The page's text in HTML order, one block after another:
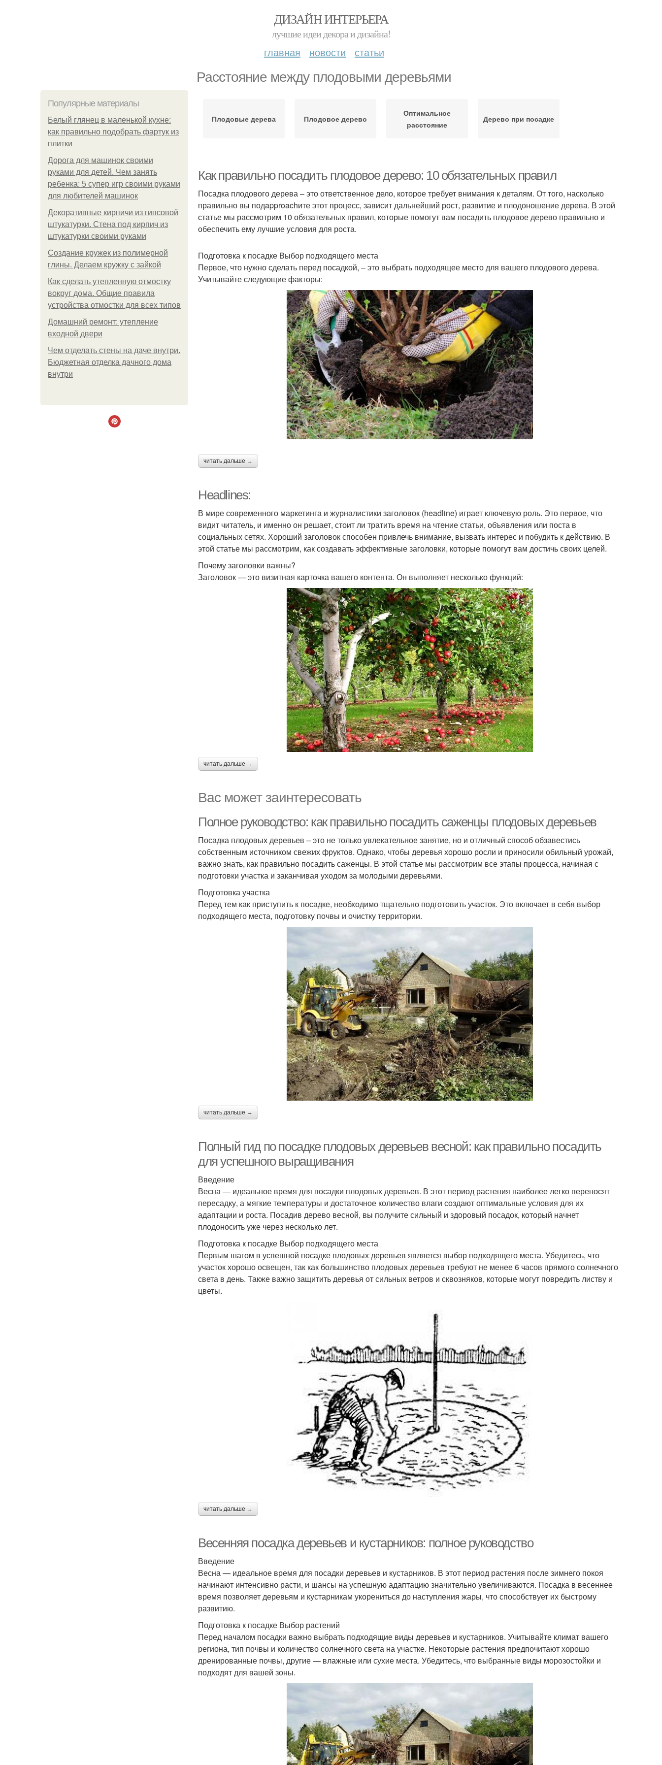
ДИЗАЙН ИНТЕРЬЕРА
лучшие идеи декора и дизайна!
главная новости статьи
Расстояние между плодовыми деревьями
Популярные материалы
Белый глянец в маленькой кухне:
как правильно подобрать фартук из
плитки
Дорога для машинок своими
руками для детей. Чем занять
ребенка: 5 супер игр своими руками
для любителей машинок
Декоративные кирпичи из гипсовой
штукатурки. Стена под кирпич из
штукатурки своими руками
Создание кружек из полимерной
глины. Делаем кружку с зайкой
Как сделать утепленную отмостку
вокруг дома. Общие правила
устройства отмостки для всех типов
Домашний ремонт: утепление
входной двери
Чем отделать стены на даче внутри.
Бюджетная отделка дачного дома
внутри
Плодовые дерева Плодовое дерево
Оптимальное
расстояние
Дерево при посадке
Как правильно посадить плодовое дерево: 10 обязательных правил
Посадка плодового дерева – это ответственное дело, которое требует внимания к деталям. От того, насколько
правильно вы подapproachите этот процесс, зависит дальнейший рост, развитие и плодоношение дерева. В этой
статье мы рассмотрим 10 обязательных правил, которые помогут вам посадить плодовое дерево правильно и
обеспечить ему лучшие условия для роста.
Подготовка к посадке Выбор подходящего места
Первое, что нужно сделать перед посадкой, – это выбрать подходящее место для вашего плодового дерева.
Учитывайте следующие факторы:
читать дальше →
Headlines:
В мире современного маркетинга и журналистики заголовок (headline) играет ключевую роль. Это первое, что
видит читатель, и именно он решает, стоит ли тратить время на чтение статьи, объявления или поста в
социальных сетях. Хороший заголовок способен привлечь внимание, вызвать интерес и побудить к действию. В
этой статье мы рассмотрим, как создавать эффективные заголовки, которые помогут вам достичь своих целей.
Почему заголовки важны?
Заголовок — это визитная карточка вашего контента. Он выполняет несколько функций:
читать дальше →
Вас может заинтересовать
Полное руководство: как правильно посадить саженцы плодовых деревьев
Посадка плодовых деревьев – это не только увлекательное занятие, но и отличный способ обзавестись
собственным источником свежих фруктов. Однако, чтобы деревья хорошо росли и приносили обильный урожай,
важно знать, как правильно посадить саженцы. В этой статье мы рассмотрим все этапы процесса, начиная с
подготовки участка и заканчивая уходом за молодыми деревьями.
Подготовка участка
Перед тем как приступить к посадке, необходимо тщательно подготовить участок. Это включает в себя выбор
подходящего места, подготовку почвы и очистку территории.
читать дальше →
Полный гид по посадке плодовых деревьев весной: как правильно посадить
для успешного выращивания
Введение
Весна — идеальное время для посадки плодовых деревьев. В этот период растения наиболее легко переносят
пересадку, а мягкие температуры и достаточное количество влаги создают оптимальные условия для их
адаптации и роста. Посадив дерево весной, вы получите сильный и здоровый посадок, который начнет
плодоносить уже через несколько лет.
Подготовка к посадке Выбор подходящего места
Первым шагом в успешной посадке плодовых деревьев является выбор подходящего места. Убедитесь, что
участок хорошо освещен, так как большинство плодовых деревьев требуют не менее 6 часов прямого солнечного
света в день. Также важно защитить деревья от сильных ветров и сквозняков, которые могут повредить листву и
цветы.
читать дальше →
Весенняя посадка деревьев и кустарников: полное руководство
Введение
Весна — идеальное время для посадки деревьев и кустарников. В этот период растения после зимнего покоя
начинают интенсивно расти, и шансы на успешную адаптацию значительно увеличиваются. Посадка в весеннее
время позволяет деревьям и кустарникам укорениться до наступления жары, что способствует их быстрому
развитию.
Подготовка к посадке Выбор растений
Перед началом посадки важно выбрать подходящие виды деревьев и кустарников. Учитывайте климат вашего
региона, тип почвы и количество солнечного света на участке. Некоторые растения предпочитают хорошо
дренированные почвы, другие — влажные или сухие места. Убедитесь, что выбранные виды морозостойки и
подходят для вашей зоны.